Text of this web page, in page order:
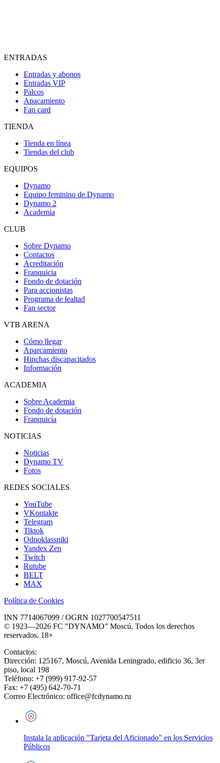
ENTRADAS
Entradas y abonos
Entradas VIP
Palcos
Apacamiento
Fan card
TIENDA
Tienda en línea
Tiendas del club
EQUIPOS
Dynamo
Equipo feminino de Dynamo
Dynamo 2
Academia
CLUB
Sobre Dynamo
Contactos
Acreditación
Franquicia
Fondo de dotación
Para accionistas
Programa de lealtad
Fan sector
VTB ARENA
Cómo llegar
Aparcamiento
Hinchas discapacitados
Información
ACADEMIA
Sobre Academia
Fondo de dotación
Franquicia
NOTICIAS
Noticias
Dynamo TV
Fotos
REDES SOCIALES
YouTube
VKontakte
Telegram
Tiktok
Odnoklassniki
Yandex Zen
Twitch
Rutube
BELT
MAX
Política de Cookies
INN 7714067099 / OGRN 1027700547511
© 1923—2026 FC "DYNAMO" Moscú. Todos los derechos
reservados. 18+
Contactos:
Dirección: 125167, Moscú, Avenida Leningrado, edificio 36, 3er
piso, local 198
Teléfono: +7 (999) 917-92-57
Fax: +7 (495) 642-70-71
Correo Electrónico: office@fcdynamo.ru
Instala la aplicación "Tarjeta del Aficionado" en los Servicios
Públicos